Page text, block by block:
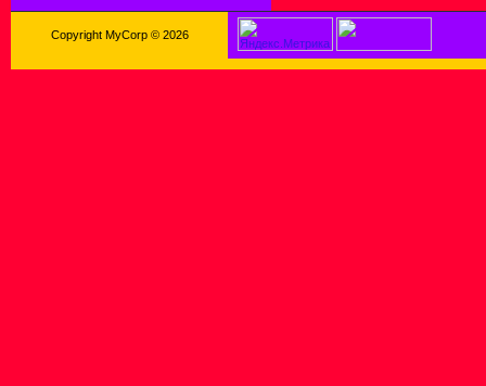
Copyright MyCorp © 2026